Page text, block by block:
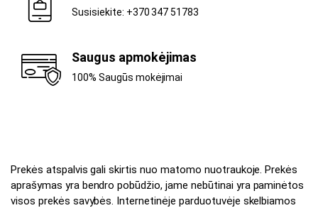
Susisiekite: +370 347 51783
Saugus apmokėjimas
100% Saugūs mokėjimai
Prekės atspalvis gali skirtis nuo matomo nuotraukoje. Prekės
aprašymas yra bendro pobūdžio, jame nebūtinai yra paminėtos
visos prekės savybės. Internetinėje parduotuvėje skelbiamos